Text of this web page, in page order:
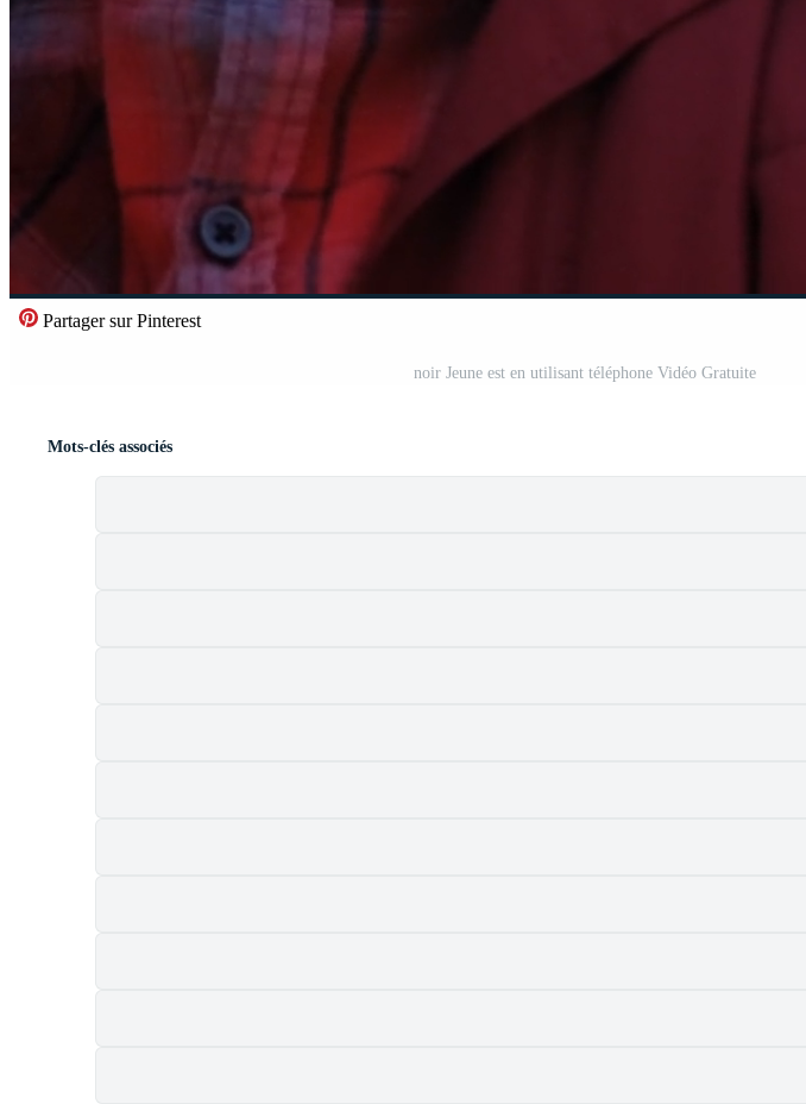
Partager sur Pinterest
noir Jeune est en utilisant téléphone Vidéo Gratuite
Mots-clés associés